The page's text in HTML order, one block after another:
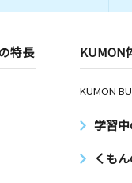
特長 KUMON
KUMON
学習
くも